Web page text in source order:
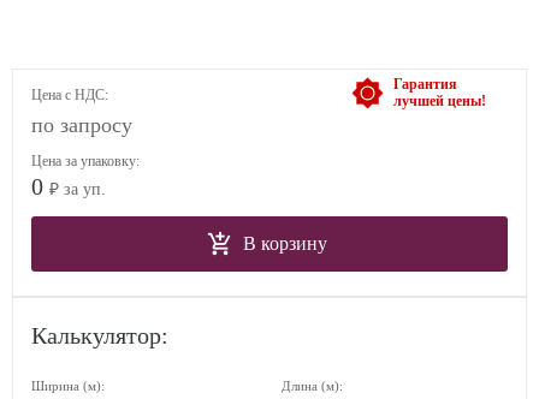
Гарантия
лучшей цены!
Цена с НДС:
по запросу
Цена за упаковку:
0 ₽ за уп.
В корзину
Калькулятор:
Ширина (м): Длина (м):